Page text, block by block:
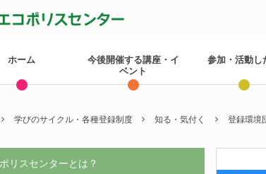
ホーム
今後開催する講座・イ
ベント
参加・活動し
学びのサイクル・各種登録制度 知る・気付く 登録環境
リスセンターとは？